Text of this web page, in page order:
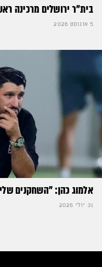
בית"ר ירושלים מרכינה
5 אוגוסט 2026
אלמוג כהן: "השחקנים
31 יולי 2026